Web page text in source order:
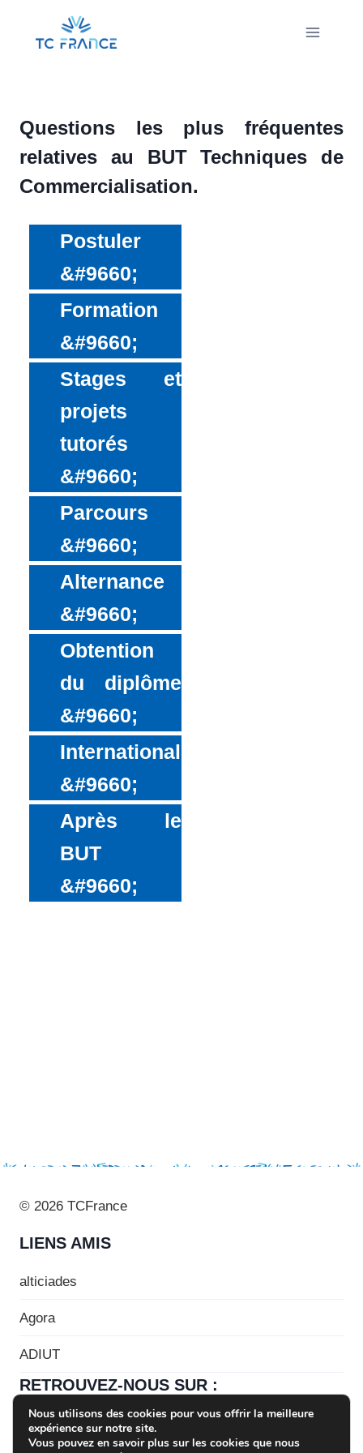
contenu
Questions les plus fréquentes
relatives au BUT Techniques de
Commercialisation.
Postuler
Formation
Stages et
projets
tutorés
Parcours
Alternance
Obtention
du diplôme
International
Après le
BUT
© 2026 TCFrance
LIENS AMIS
alticiades
Agora
ADIUT
RETROUVEZ-NOUS SUR :
Nous utilisons des cookies pour vous offrir la meilleure
expérience sur notre site.
Vous pouvez en savoir plus sur les cookies que nous